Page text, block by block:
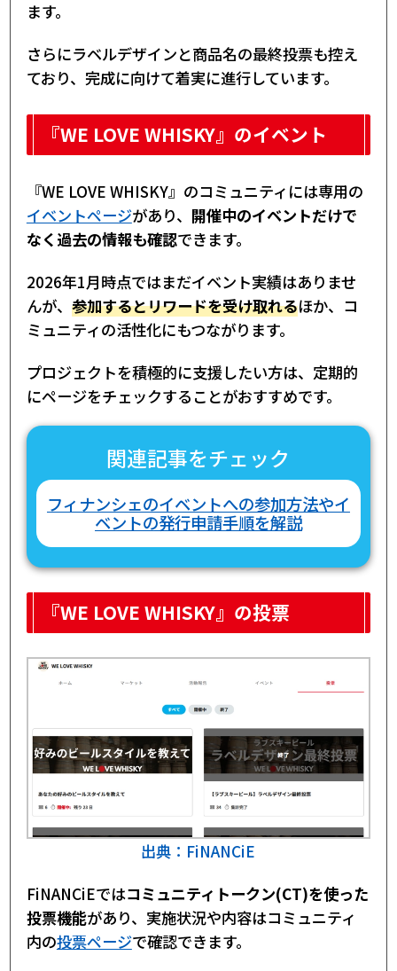
ます。
さらにラベルデザインと商品名の最終投票も控え
ており、完成に向けて着実に進行しています。
『WE LOVE WHISKY』のイベント
『WE LOVE WHISKY』のコミュニティには専用の
イベントページがあり、 開催中のイベントだけで
なく過去の情報も確認できます。
2026年1月時点ではまだイベント実績はありませ
んが、 参加するとリワードを受け取れるほか、コ
ミュニティの活性化にもつながります。
プロジェクトを積極的に支援したい方は、定期的
にページをチェックすることがおすすめです。
関連記事をチェック
フィナンシェのイベントへの参加方法やイ
ベントの発行申請手順を解説
『WE LOVE WHISKY』の投票
出典：FiNANCiE
FiNANCiEではコミュニティトークン(CT)を使った
投票機能があり、実施状況や内容はコミュニティ
内の投票ページで確認できます。